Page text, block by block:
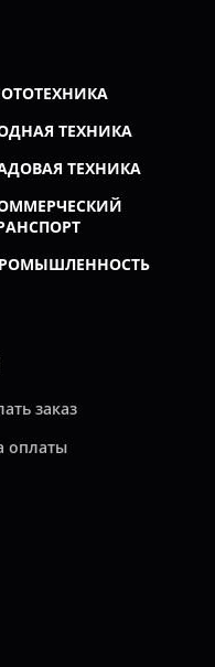
ТЕХНИКА
ТЕХНИКА
заказ
оплаты